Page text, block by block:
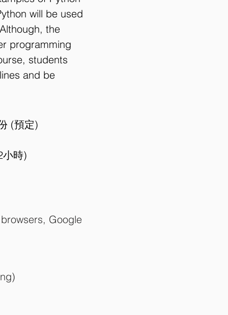
will be used
the
programming
students
and be
(預定)
小時)
Google